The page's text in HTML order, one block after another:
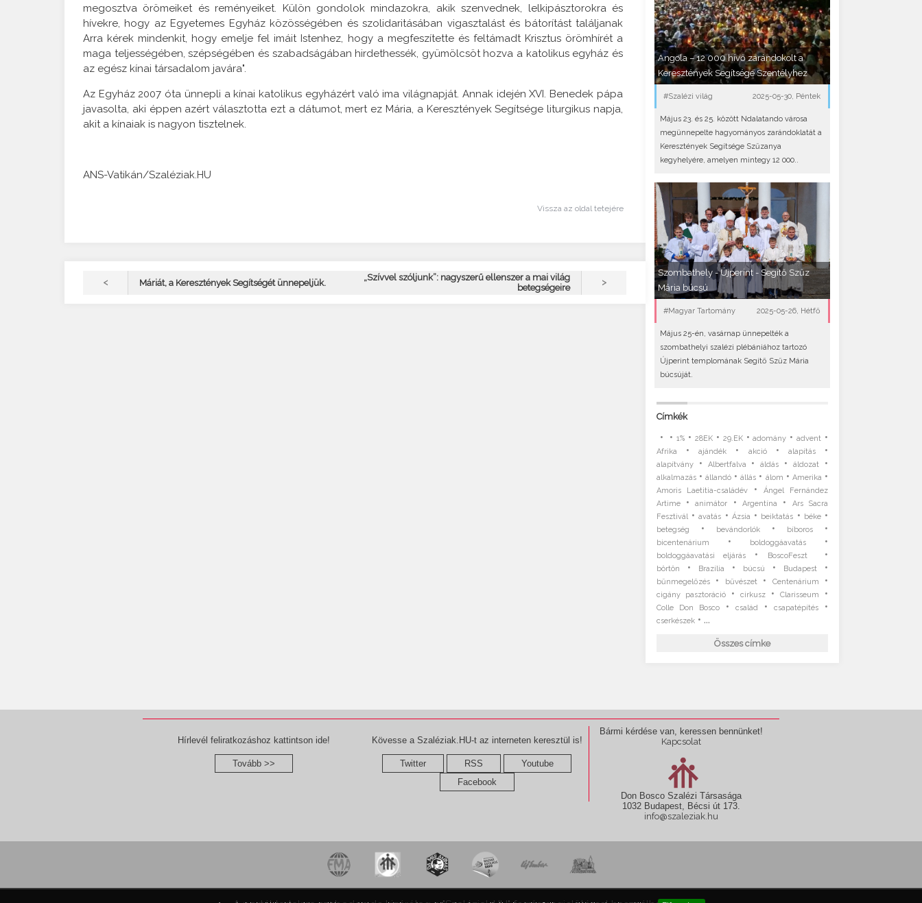
megosztva örömeiket és reményeiket. Külön gondolok mindazokra, akik szenvednek, lelkipásztorokra és
hívekre, hogy az Egyetemes Egyház közösségében és szolidaritásában vigasztalást és bátorítást találjanak
Arra kérek mindenkit, hogy emelje fel imáit Istenhez, hogy a megfeszítette és feltámadt Krisztus örömhírét a
maga teljességében, szépségében és szabadságában hirdethessék, gyümölcsöt hozva a katolikus egyház és
az egész kínai társadalom javára".
Az Egyház 2007 óta ünnepli a kínai katolikus egyházért való ima világnapját. Annak idején XVI. Benedek pápa
javasolta, aki éppen azért választotta ezt a dátumot, mert ez Mária, a Keresztények Segítsége liturgikus napja,
akit a kínaiak is nagyon tisztelnek.
ANS-Vatikán/Szaléziak.HU
Vissza az oldal tetejére
Angola – 12 000 hívő zarándokolt a
Keresztények Segítsége Szentélyhez
#Szalézi világ 2025-05-30, Péntek
Május 23. és 25. között Ndalatando városa
megünnepelte hagyományos zarándoklatát a
Keresztények Segítsége Szűzanya
kegyhelyére, amelyen mintegy 12 000..
Szombathely - Újperint - Segítő Szűz
Mária búcsú
#Magyar Tartomány 2025-05-26, Hétfő
Május 25-én, vasárnap ünnepelték a
szombathelyi szalézi plébániához tartozó
Újperint templomának Segítő Szűz Mária
búcsúját.
Címkék
• •1% • 28EK • 29.EK•adomány •advent •
Afrika •ajándék • akció• alapítás•
alapítvány• Albertfalva •áldás •áldozat •
alkalmazás•állandó •állás • álom • Amerika •
Amoris Laetitia-családév•
Ángel Fernández
Artime•animátor •Argentína •
Ars Sacra
Fesztivál•avatás • Ázsia • beiktatás • béke•
betegség • bevándorlók• bíboros •
bicentenárium • boldoggáavatás•
boldoggáavatási eljárás • BoscoFeszt •
börtön • Brazília • búcsú • Budapest •
bűnmegelőzés• bűvészet• Centenárium •
cigány pasztoráció• cirkusz•Clarisseum •
Colle Don Bosco• család •csapatépítés •
cserkészek• ...
Összes címke
< Máriát, a Keresztények Segítségét ünnepeljük.
„Szívvel szóljunk”: nagyszerű ellenszer a mai világ
betegségeire
>
Hírlevél feliratkozáshoz kattintson ide!
Tovább >>
Kövesse a Szaléziak.HU-t az interneten keresztül is!
Twitter RSS
Youtube
Facebook
Bármi kérdése van, keressen bennünket!
Kapcsolat
Don Bosco Szalézi Társasága
1032 Budapest, Bécsi út 173.
info@szaleziak.hu